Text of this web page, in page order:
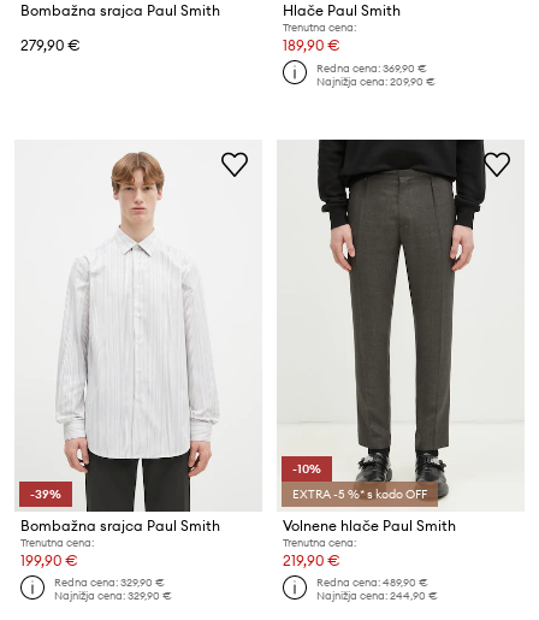
Bombažna srajca Paul Smith
279,90 €
Hlače Paul Smith
Trenutna cena:
189,90 €
Redna cena:369,90 €
Najnižja cena:209,90 €
-39%
Bombažna srajca Paul Smith
Trenutna cena:
199,90 €
Redna cena:329,90 €
Najnižja cena:329,90 €
-10%
EXTRA -5 %* s kodo OFF
Volnene hlače Paul Smith
Trenutna cena:
219,90 €
Redna cena:489,90 €
Najnižja cena:244,90 €